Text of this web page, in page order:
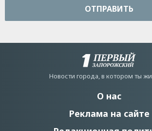
ОТПРАВИТЬ
Новости города, в котором ты
О нас
Реклама на сайте